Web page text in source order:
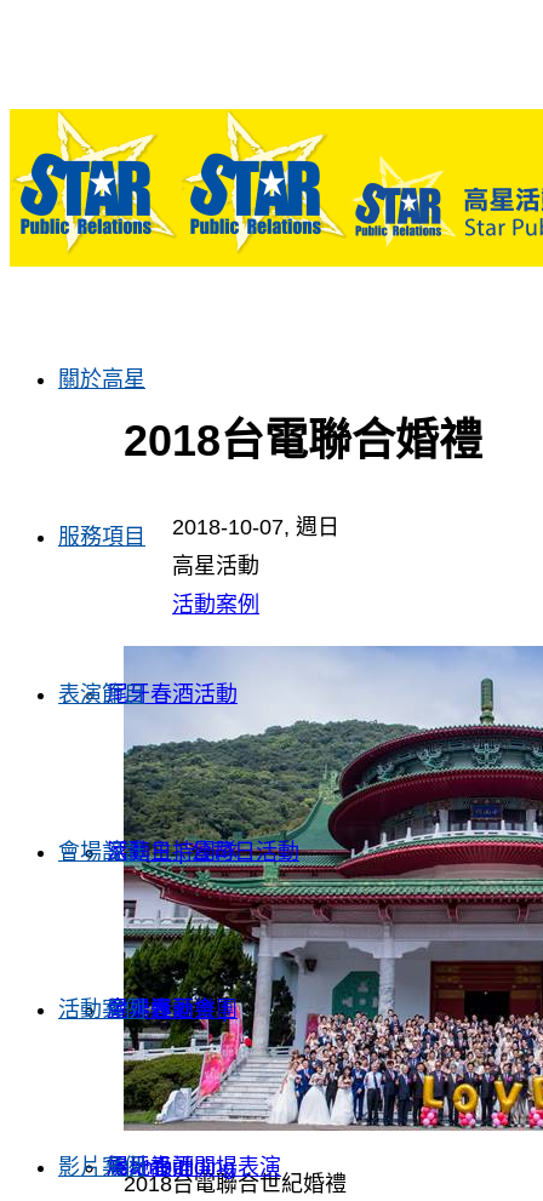
關於高星
服務項目
尾牙春酒活動
家庭日 | 公司日活動
企業運動會 |
Teambuilding
表演節目
活動主持團隊
尾牙春酒樂團
尾牙春酒開場表演
會場設計
會場設計
場地設計
活動案例
影片案例
2018台電聯合婚禮
2018-10-07, 週日
高星活動
活動案例
2018台電聯合世紀婚禮